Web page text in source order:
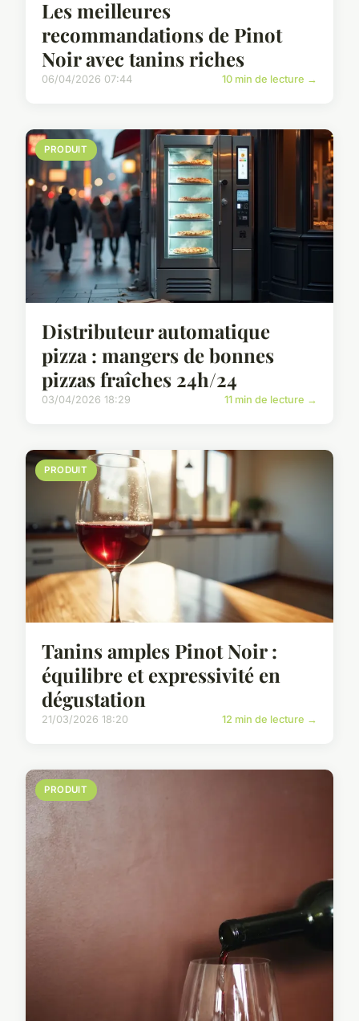
Les meilleures
recommandations de Pinot
Noir avec tanins riches
06/04/2026 07:44 10 min de lecture →
PRODUIT
Distributeur automatique
pizza : mangers de bonnes
pizzas fraîches 24h/24
03/04/2026 18:29 11 min de lecture →
PRODUIT
Tanins amples Pinot Noir :
équilibre et expressivité en
dégustation
21/03/2026 18:20 12 min de lecture →
PRODUIT